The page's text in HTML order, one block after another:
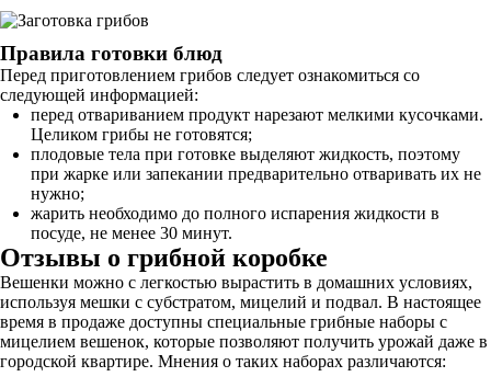
Правила готовки блюд
Перед приготовлением грибов следует ознакомиться со
следующей информацией:
перед отвариванием продукт нарезают мелкими кусочками.
Целиком грибы не готовятся;
плодовые тела при готовке выделяют жидкость, поэтому
при жарке или запекании предварительно отваривать их не
нужно;
жарить необходимо до полного испарения жидкости в
посуде, не менее 30 минут.
Отзывы о грибной коробке
Вешенки можно с легкостью вырастить в домашних условиях,
используя мешки с субстратом, мицелий и подвал. В настоящее
время в продаже доступны специальные грибные наборы с
мицелием вешенок, которые позволяют получить урожай даже в
городской квартире. Мнения о таких наборах различаются: